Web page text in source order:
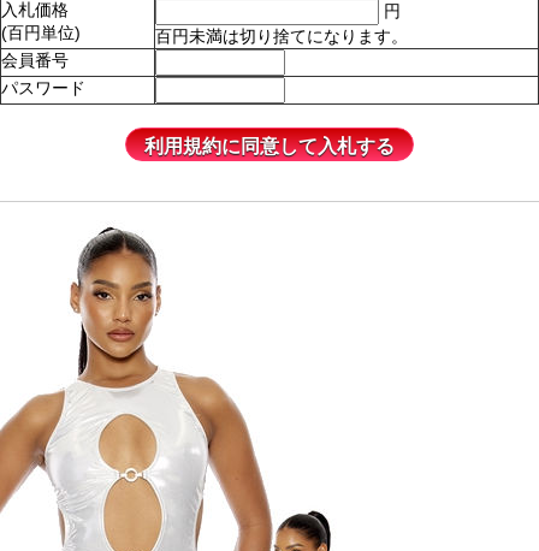
入札価格
(百円単位)
円
百円未満は切り捨てになります。
会員番号
パスワード